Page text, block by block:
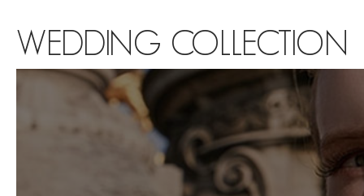
WEDDING COLLECTION